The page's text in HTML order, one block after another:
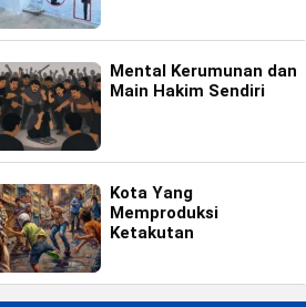
Mental Kerumunan dan
Main Hakim Sendiri
Kota Yang
Memproduksi
Ketakutan